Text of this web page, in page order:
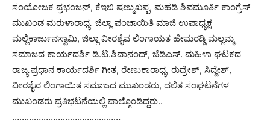
ಸಂಯೋಜಕ ಪ್ರಭಂಜನ್, ಕೆಇಬಿ ಷಣ್ಮುಖಪ್ಪ, ಮಹಡಿ ಶಿವಮೂರ್ತಿ ಕಾಂಗ್ರೆಸ್
ಮುಖಂಡ ಮರುಳಾರಾಧ್ಯ ಜಿಲ್ಲಾ ಪಂಚಾಯಿತಿ ಮಾಜಿ ಉಪಾಧ್ಯಕ್ಷ
ಮಲ್ಲಿಕಾರ್ಜುನಸ್ವಾಮಿ, ಜಿಲ್ಲಾ ವೀರಶೈವ ಲಿಂಗಾಯತ ಹೇಮರಡ್ಡಿ ಮಲ್ಲಮ್ಮ
ಸಮಾಜದ ಕಾರ್ಯದರ್ಶಿ ಡಿ.ಟಿ.ಶಿವಾನಂದ್, ಜೆಡಿಎಸ್. ಮಹಿಳಾ ಘಟಕದ
ರಾಜ್ಯ ಪ್ರಧಾನ ಕಾರ್ಯದರ್ಶಿ ಗೀತ, ರೇಣುಕಾರಾಧ್ಯ, ರುದ್ರೇಶ್, ಸಿದ್ದೇಶ್,
ವೀರಶೈವ ಲಿಂಗಾಯಿತ ಸಮಾಜದ ಮುಖಂಡರು, ದಲಿತ ಸಂಘಟನೆಗಳ
ಮುಖಂಡರು ಪ್ರತಿಭಟನೆಯಲ್ಲಿ ಪಾಲ್ಗೊಂಡಿದ್ದರು..
………………………………………